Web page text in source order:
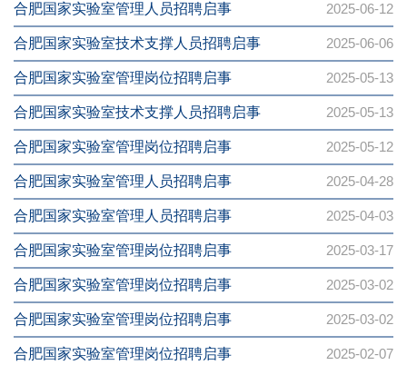
合肥国家实验室管理人员招聘启事 2025-06-12
合肥国家实验室技术支撑人员招聘启事 2025-06-06
合肥国家实验室管理岗位招聘启事 2025-05-13
合肥国家实验室技术支撑人员招聘启事 2025-05-13
合肥国家实验室管理岗位招聘启事 2025-05-12
合肥国家实验室管理人员招聘启事 2025-04-28
合肥国家实验室管理人员招聘启事 2025-04-03
合肥国家实验室管理岗位招聘启事 2025-03-17
合肥国家实验室管理岗位招聘启事 2025-03-02
合肥国家实验室管理岗位招聘启事 2025-03-02
合肥国家实验室管理岗位招聘启事 2025-02-07